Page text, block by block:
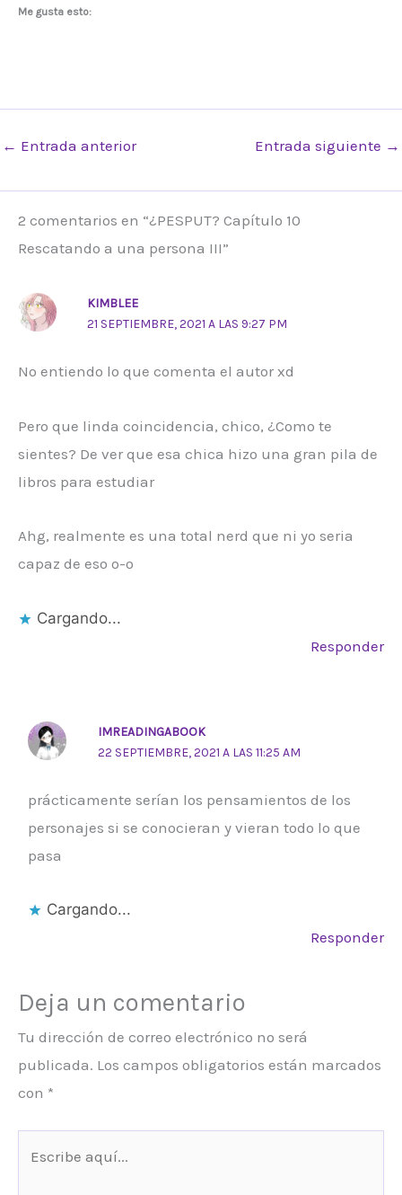
Me gusta esto:
← Entrada anterior Entrada siguiente →
2 comentarios en “¿PESPUT? Capítulo 10
Rescatando a una persona III”
KIMBLEE
21 SEPTIEMBRE, 2021 A LAS 9:27 PM
No entiendo lo que comenta el autor xd
Pero que linda coincidencia, chico, ¿Como te
sientes? De ver que esa chica hizo una gran pila de
libros para estudiar
Ahg, realmente es una total nerd que ni yo seria
capaz de eso o-o
Cargando...
Responder
IMREADINGABOOK
22 SEPTIEMBRE, 2021 A LAS 11:25 AM
prácticamente serían los pensamientos de los
personajes si se conocieran y vieran todo lo que
pasa
Cargando...
Responder
Deja un comentario
Tu dirección de correo electrónico no será
publicada. Los campos obligatorios están marcados
con *